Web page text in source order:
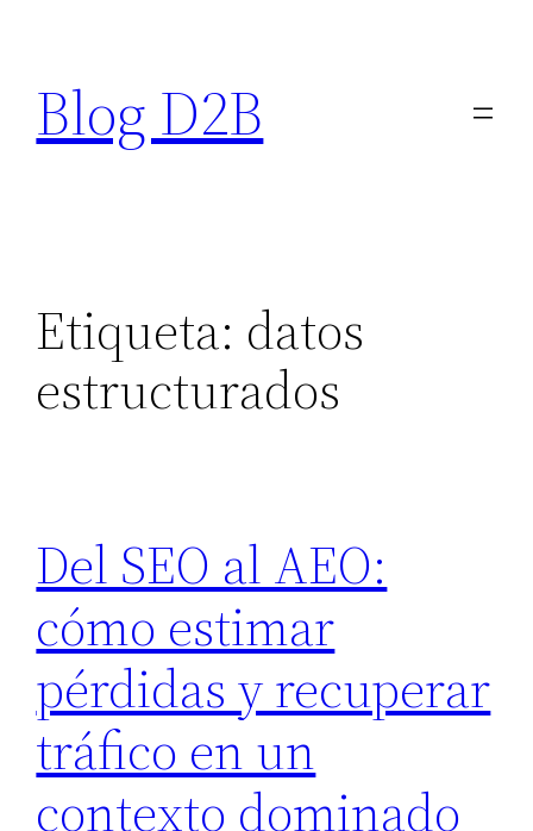
contenido
Blog D2B
Etiqueta: datos
estructurados
Del SEO al AEO:
cómo estimar
pérdidas y recuperar
tráfico en un
contexto dominado